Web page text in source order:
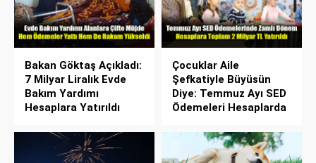
Bakan Göktaş Açıkladı:
7 Milyar Liralık Evde
Bakım Yardımı
Hesaplara Yatırıldı
Çocuklar Aile
Şefkatiyle Büyüsün
Diye: Temmuz Ayı SED
Ödemeleri Hesaplarda